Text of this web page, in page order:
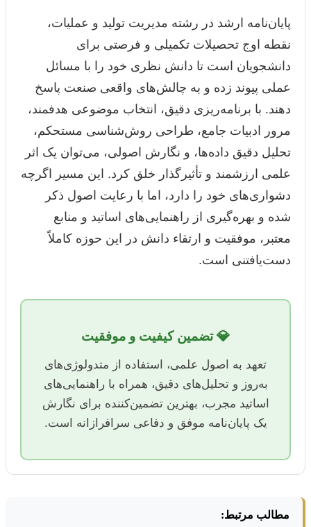
پایان‌نامه ارشد در رشته مدیریت تولید و عملیات،
نقطه اوج تحصیلات تکمیلی و فرصتی برای
دانشجویان است تا دانش نظری خود را با مسائل
عملی پیوند زده و به چالش‌های واقعی صنعت پاسخ
دهند. با برنامه‌ریزی دقیق، انتخاب موضوعی هدفمند،
مرور ادبیات جامع، طراحی روش‌شناسی مستحکم،
تحلیل دقیق داده‌ها، و نگارش اصولی، می‌توان یک اثر
علمی ارزشمند و تأثیرگذار خلق کرد. این مسیر اگرچه
دشواری‌های خود را دارد، اما با رعایت اصول ذکر
شده و بهره‌گیری از راهنمایی‌های اساتید و منابع
معتبر، موفقیت و ارتقاء دانش در این حوزه کاملاً
دست‌یافتنی است.
💎 تضمین کیفیت و موفقیت
تعهد به اصول علمی، استفاده از متدولوژی‌های
به‌روز و تحلیل‌های دقیق، همراه با راهنمایی‌های
اساتید مجرب، بهترین تضمین‌کننده برای نگارش
یک پایان‌نامه موفق و دفاعی سرافرازانه است.
مطالب مرتبط: